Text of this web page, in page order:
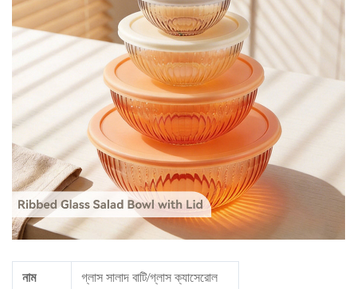
নাম গ্লাস সালাদ বাটি/গ্লাস ক্যাসেরোল